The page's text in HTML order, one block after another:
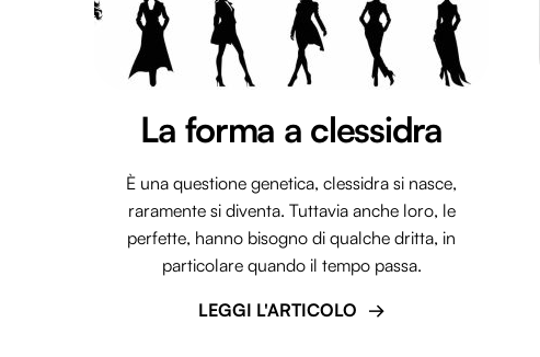
La forma a clessidra
È una questione genetica, clessidra si nasce,
raramente si diventa. Tuttavia anche loro, le
perfette, hanno bisogno di qualche dritta, in
particolare quando il tempo passa.
LEGGI L'ARTICOLO